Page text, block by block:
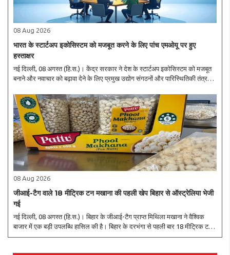
08 Aug 2026
भारत के स्टार्टअप इकोसिस्टम को मजबूत करने के लिए पांच एमओयू पर हुए
हस्ताक्षर
नई दिल्ली, 08 अगस्त (हि.स.)। केंद्र सरकार ने देश के स्टार्टअप इकोसिस्टम को मजबूत
बनाने और नवाचार को बढ़ावा देने के लिए प्रमुख उद्योग संगठनों और पारिस्थितिकी तंत्र
08 Aug 2026
जीआई-टैग वाले 18 मीट्रिक टन मखाना की पहली खेप बिहार से ऑस्ट्रेलिया भेजी
गई
नई दिल्ली, 08 अगस्त (हि.स.)। बिहार के जीआई-टैग प्राप्त मिथिला मखाना ने वैश्विक
बाजार में एक बड़ी उपलब्धि हासिल की है। बिहार के दरभंगा से पहली बार 18 मीट्रिक टन
जीआई-टैग प्राप्त मिथिला मखाना की खेप समुद्री मार्ग से ऑस्ट्रेलिया निर्यात की गई है। ..